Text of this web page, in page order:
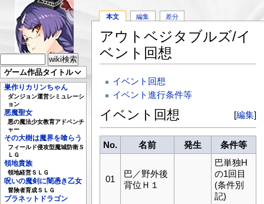
ゲーム作品タイトル
巣作りカリンちゃん
ダンジョン運営シミュレーシ
ョン
悪魔聖女
悪の魔法少女教育アドベンチ
ャー
その大樹は魔界を喰らう
フィールド侵攻型魔城防衛Ｓ
ＬＧ
領地貴族
領地経営ＳＬＧ
呪いの魔剣に闇憑き乙女
冒険者育成ＳＬＧ
プラネットドラゴン
本文 編集 差分
アウトベジタブルズ/イ
ベント回想
イベント回想
イベント進行条件等
[編集]
イベント回想
No. 名前 発生 条件等
01
巴／野外後
背位Ｈ１
巴単独H
の1回目
(条件別
記)